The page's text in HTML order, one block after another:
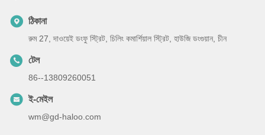
ঠিকানা
রুম 27, দাওয়েই ডংফু স্ট্রিট, চিলিং কমার্শিয়াল স্ট্রিট, হাউজি ডংগুয়ান, চীন
টেল
86--13809260051
ই-মেইল
wm@gd-haloo.com